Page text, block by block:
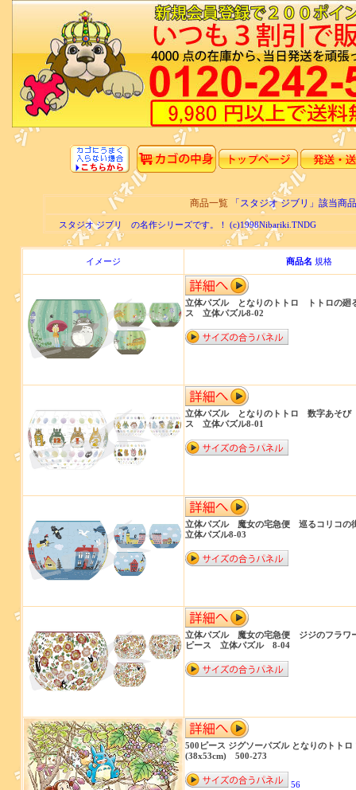
商品一覧 「スタジオ ジブリ」該当
スタジオ ジブリ の名作シリーズです。！ (c)1998Nibariki.TNDG
イメージ 商品名 規格
立体パズル となりのトトロ トトロの廻
ス 立体パズル8-02
立体パズル となりのトトロ 数字あそび
ス 立体パズル8-01
立体パズル 魔女の宅急便 巡るコリコ
立体パズル8-03
立体パズル 魔女の宅急便 ジジのフラワ
ピース 立体パズル 8-04
500ピース ジグソーパズル となりのトトロ
(38x53cm) 500-273
56